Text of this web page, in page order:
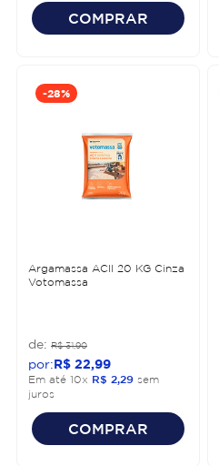
COMPRAR
-28%
Argamassa ACII 20 KG Cinza
Votomassa
R$ 31,90
R$ 22 99
Em até 10x R$ 2 29 sem
juros
COMPRAR